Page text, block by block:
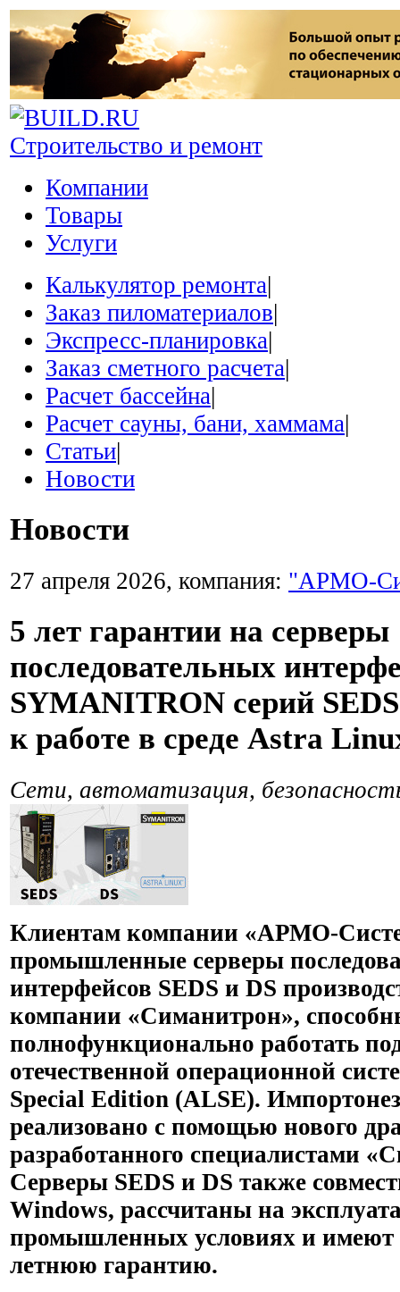
Строительство и ремонт
Компании
Товары
Услуги
Калькулятор ремонта|
Заказ пиломатериалов|
Экспресс-планировка|
Заказ сметного расчета|
Расчет бассейна|
Расчет сауны, бани, хаммама|
Статьи|
Новости
Новости
27 апреля 2026, компания: "АРМО-
5 лет гарантии на серверы
последовательных
SYMANITRON серий
к работе в среде Astra
Сети, автоматизация,
Клиентам компании «АРМО-
промышленные серверы
интерфейсов SEDS и DS
компании «Симанитрон»,
полнофункционально работать
отечественной операционной
Special Edition (ALSE).
реализовано с помощью нового
разработанного специалистами
Серверы SEDS и DS также
Windows, рассчитаны на
промышленных условиях и
летнюю гарантию.